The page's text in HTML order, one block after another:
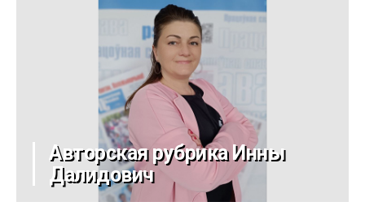
Авторская рубрика Инны
Далидович